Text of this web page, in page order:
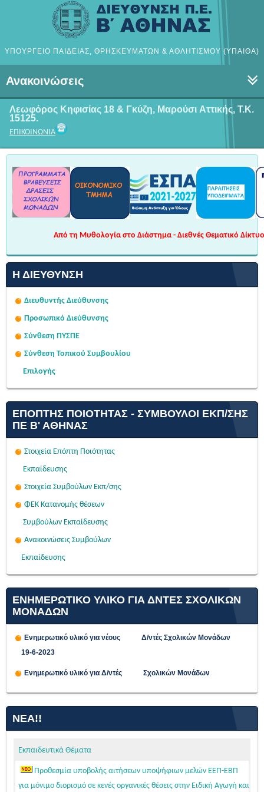
ΥΠΟΥΡΓΕΙΟ ΠΑΙΔΕΙΑΣ, ΘΡΗΣΚΕΥΜΑΤΩΝ & ΑΘΛΗΤΙΣΜΟΥ (ΥΠΑΙΘΑ)
Ανακοινώσεις
Λεωφόρος Κηφισίας 18 & Γκύζη, Μαρούσι Αττικής, Τ.Κ.
15125.
ΕΠΙΚΟΙΝΩΝΙΑ
Από τη Μυθολογία στο Διάστημα - Διεθνές Θεματικό
Η ΔΙΕΎΘΥΝΣΗ
Διευθυντής Διεύθυνσης
Προσωπικό Διεύθυνσης
Σύνθεση ΠΥΣΠΕ
Σύνθεση Τοπικού Συμβουλίου
Επιλογής
ΕΠΌΠΤΗΣ ΠΟΙΌΤΗΤΑΣ - ΣΎΜΒΟΥΛΟΙ ΕΚΠ/ΣΗΣ
ΠΕ Β' ΑΘΉΝΑΣ
Στοιχεία Επόπτη Ποιότητας
Εκπαίδευσης
Στοιχεία Συμβούλων Εκπ/σης
ΦΕΚ Κατανομής θέσεων
Συμβούλων Εκπαίδευσης
Ανακοινώσεις Συμβούλων
Εκπαίδευσης
ΕΝΗΜΕΡΩΤΙΚΟ ΥΛΙΚΟ ΓΙΑ ΔΝΤΕΣ ΣΧΟΛΙΚΩΝ
ΜΟΝΑΔΩΝ
Ενημερωτικό υλικό για νέους Δ/ντές Σχολικών Μονάδων
19-6-2023
Ενημερωτικό υλικό για Δ/ντές Σχολικών Μονάδων
ΝΈΑ!!
Εκπαιδευτικά Θέματα
Προθεσμία υποβολής αιτήσεων υποψήφιων μελών ΕΕΠ-ΕΒΠ
για μόνιμο διορισμό σε κενές οργανικές θέσεις στην Ειδική Αγωγή και